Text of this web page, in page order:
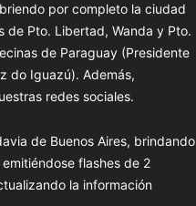
por completo la ciudad
de Pto. Libertad, Wanda y Pto.
de Paraguay (Presidente
do Iguazú). Además,
redes sociales.
de Buenos Aires, brindando
flashes de 2
la información